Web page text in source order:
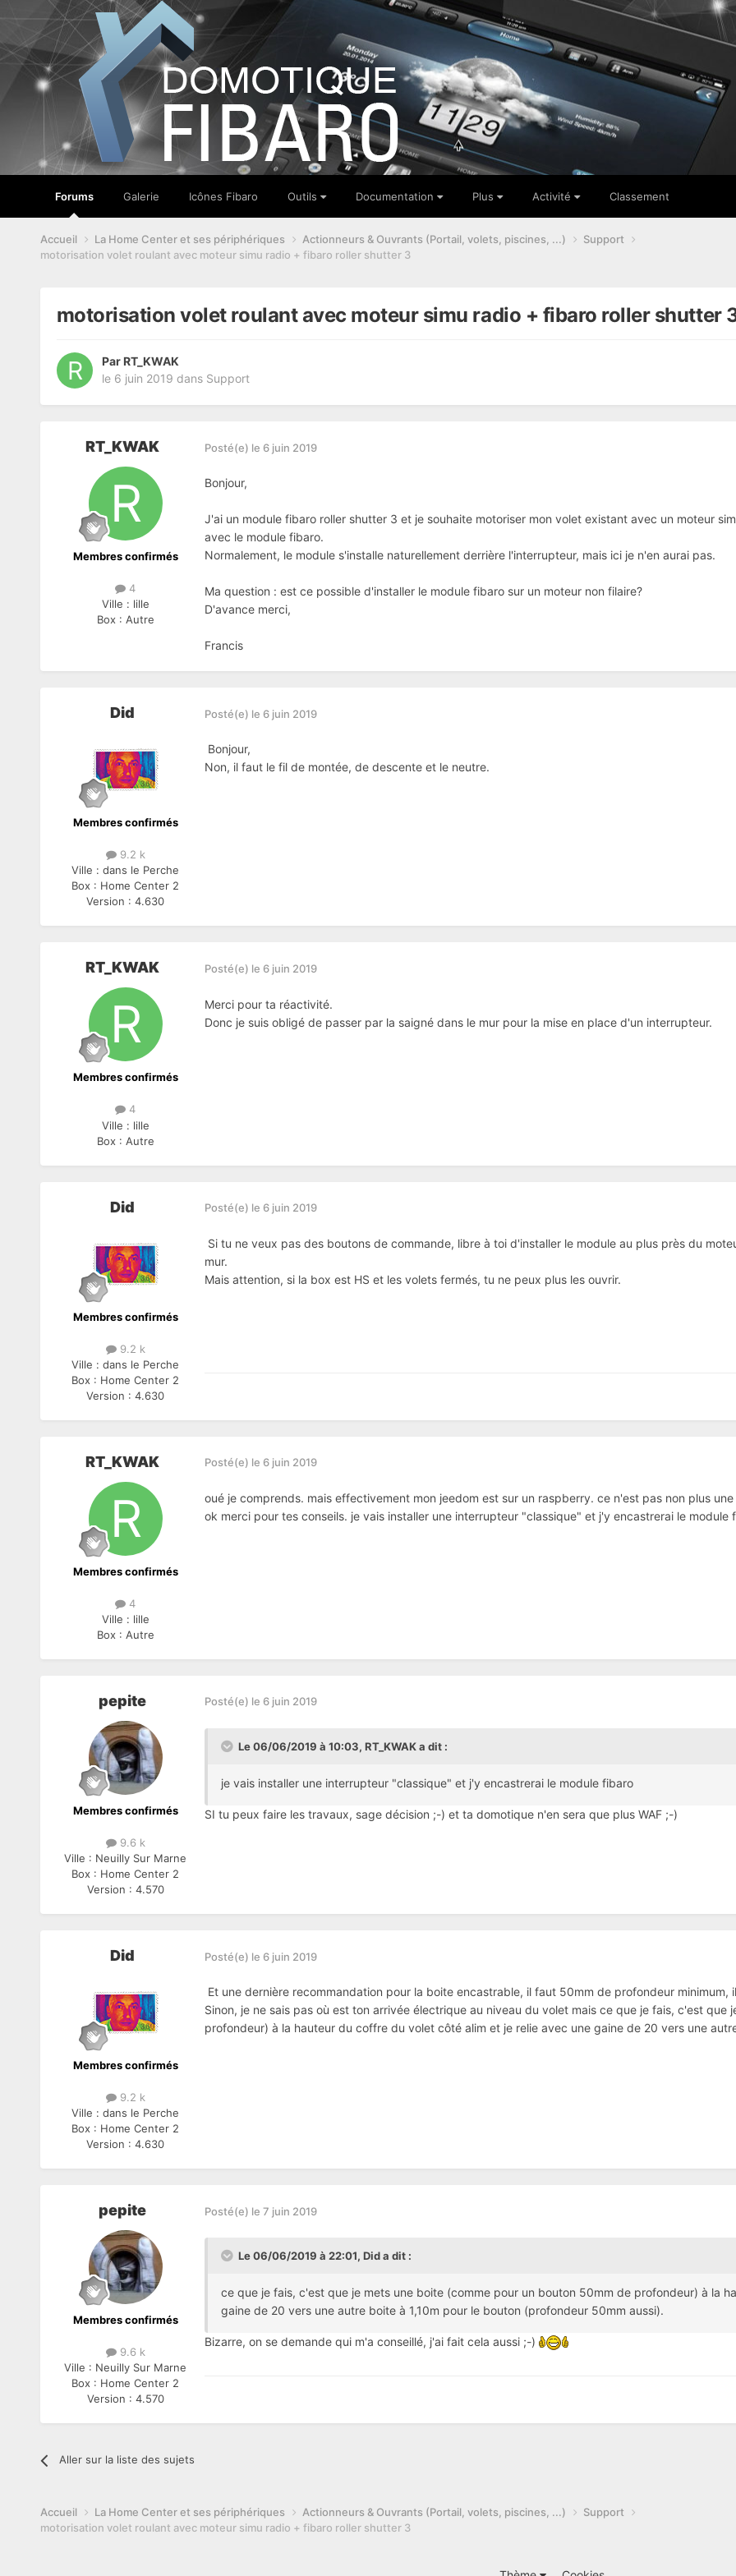
Forums Galerie Icônes Fibaro Outils Documentation Plus Activité Classement
Accueil La Home Center et ses périphériques Actionneurs & Ouvrants (Portail, volets, piscines, ...)
Support
motorisation volet roulant avec moteur simu radio + fibaro roller shutter 3
motorisation volet roulant avec moteur simu radio + fibaro roller shutter
Par RT_KWAK
le 6 juin 2019 dans Support
RT_KWAK
Membres confirmés
4
Ville : lille
Box : Autre
Posté(e) le 6 juin 2019
Bonjour,
J'ai un module fibaro roller shutter 3 et je souhaite motoriser mon volet existant avec un moteur
avec le module fibaro.
Normalement, le module s'installe naturellement derrière l'interrupteur, mais ici je n'en aurai pas.
Ma question : est ce possible d'installer le module fibaro sur un moteur non filaire?
D'avance merci,
Francis
Did
Membres confirmés
9.2 k
Ville :dans le Perche
Box : Home Center 2
Version :4.630
Posté(e) le 6 juin 2019
Bonjour,
Non, il faut le fil de montée, de descente et le neutre.
RT_KWAK
Membres confirmés
4
Ville : lille
Box : Autre
Posté(e) le 6 juin 2019
Merci pour ta réactivité.
Donc je suis obligé de passer par la saigné dans le mur pour la mise en place d'un interrupteur.
Did
Membres confirmés
9.2 k
Ville :dans le Perche
Box : Home Center 2
Version :4.630
Posté(e) le 6 juin 2019
Si tu ne veux pas des boutons de commande, libre à toi d'installer le module au plus près du
mur.
Mais attention, si la box est HS et les volets fermés, tu ne peux plus les ouvrir.
RT_KWAK
Membres confirmés
4
Ville : lille
Box : Autre
Posté(e) le 6 juin 2019
oué je comprends. mais effectivement mon jeedom est sur un raspberry. ce n'est pas non plus
ok merci pour tes conseils. je vais installer une interrupteur "classique" et j'y encastrerai le module
pepite
Membres confirmés
9.6 k
Ville : Neuilly Sur Marne
Box : Home Center 2
Version : 4.570
Posté(e) le 6 juin 2019
Le 06/06/2019 à 10:03, RT_KWAKa dit :
je vais installer une interrupteur "classique" et j'y encastrerai le module fibaro
SI tu peux faire les travaux, sage décision ;-) et ta domotique n'en sera que plus WAF ;-)
Did
Membres confirmés
9.2 k
Ville :dans le Perche
Box : Home Center 2
Version :4.630
Posté(e) le 6 juin 2019
Et une dernière recommandation pour la boite encastrable, il faut 50mm de profondeur minimum,
Sinon, je ne sais pas où est ton arrivée électrique au niveau du volet mais ce que je fais, c'est
profondeur) à la hauteur du coffre du volet côté alim et je relie avec une gaine de 20 vers une
pepite
Membres confirmés
9.6 k
Ville : Neuilly Sur Marne
Box : Home Center 2
Version : 4.570
Posté(e) le 7 juin 2019
Le 06/06/2019 à 22:01, Dida dit :
ce que je fais, c'est que je mets une boite (comme pour un bouton 50mm de profondeur) à la
gaine de 20 vers une autre boite à 1,10m pour le bouton (profondeur 50mm aussi).
Bizarre, on se demande qui m'a conseillé, j'ai fait cela aussi ;-)
Aller sur la liste des sujets
Accueil La Home Center et ses périphériques Actionneurs & Ouvrants (Portail, volets, piscines, ...)
Support
motorisation volet roulant avec moteur simu radio + fibaro roller shutter 3